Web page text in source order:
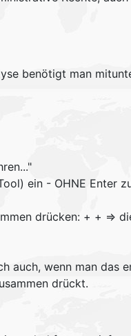
benötigt man
ein - OHNE Enter
drücken: + + =>
auch, wenn man das
drückt.